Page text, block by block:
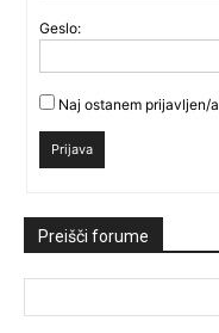
Geslo:
Naj ostanem prijavljen/a
Prijava
Preišči forume